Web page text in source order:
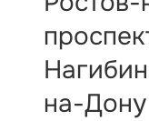
на-Дону